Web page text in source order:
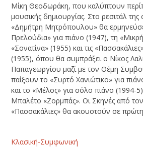
Μίκη Θεοδωράκη, που καλύπτουν
μουσικής δημιουργίας. Στο ρεσιτάλ
«Δημήτρη Μητρόπουλου» θα
Πρελούδια» για πιάνο (1947), τη
«Σονατίνα» (1955) και τις
(1955), όπου θα συμπράξει ο Νίκος
Παπαγεωργίου μαζί με τον Θέμη
παίξουν το «Συρτό Χανιώτικο» για
και το «Μέλος» για σόλο πιάνο (1994-
Μπαλέτο «Ζορμπάς». Οι Σκηνές από
«Πασσακάλιες» θα ακουστούν σε
Κλασική-Συμφωνική